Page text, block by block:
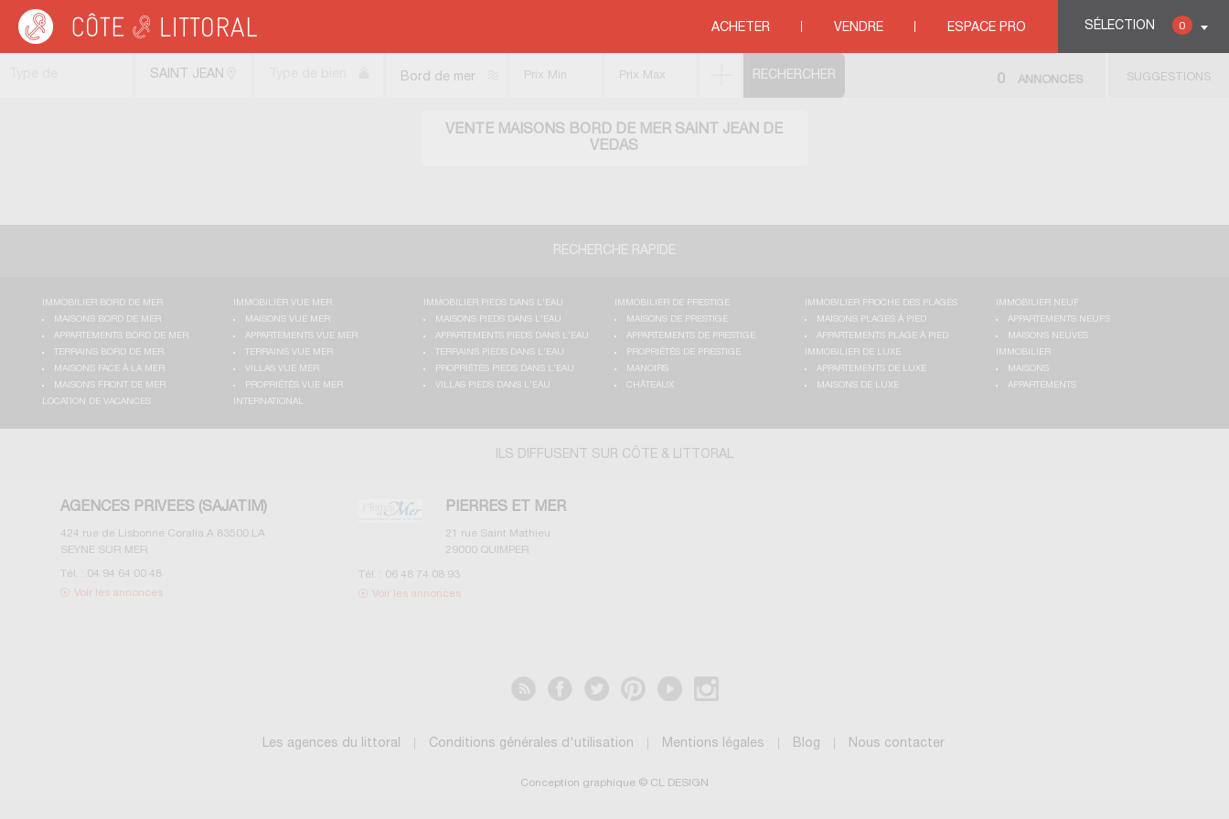
SÉLECTION 0
ACHETER VENDRE ESPACE PRO
Côte & Littoral > Immobilier bord de mer>Maisons bord de mer
VENTE MAISONS BORD DE MER SAINT JEAN DE
VEDAS
SAINT JEAN
Bord de mer SUGGESTIONS
0 ANNONCES
RECHERCHE RAPIDE
IMMOBILIER BORD DE MER
MAISONS BORD DE MER
APPARTEMENTS BORD DE MER
TERRAINS BORD DE MER
MAISONS FACE À LA MER
MAISONS FRONT DE MER
IMMOBILIER VUE MER
MAISONS VUE MER
APPARTEMENTS VUE MER
TERRAINS VUE MER
VILLAS VUE MER
PROPRIÉTÉS VUE MER
IMMOBILIER PIEDS DANS L'EAU
MAISONS PIEDS DANS L'EAU
APPARTEMENTS PIEDS DANS L'EAU
TERRAINS PIEDS DANS L'EAU
PROPRIÉTÉS PIEDS DANS L'EAU
VILLAS PIEDS DANS L'EAU
IMMOBILIER DE PRESTIGE
MAISONS DE PRESTIGE
APPARTEMENTS DE PRESTIGE
PROPRIÉTÉS DE PRESTIGE
MANOIRS
CHÂTEAUX
IMMOBILIER PROCHE DES PLAGES
MAISONS PLAGES À PIED
APPARTEMENTS PLAGE À PIED
IMMOBILIER NEUF
APPARTEMENTS NEUFS
MAISONS NEUVES
IMMOBILIER DE LUXE
APPARTEMENTS DE LUXE
MAISONS DE LUXE
IMMOBILIER
MAISONS
APPARTEMENTS
LOCATION DE VACANCES
INTERNATIONAL
ILS DIFFUSENT SUR CÔTE & LITTORAL
AGENCES PRIVEES (SAJATIM)
424 rue de Lisbonne Coralia A 83500 LA
SEYNE SUR MER
Tél. : 04 94 64 00 48
Voir les annonces
PIERRES ET MER
21 rue Saint Mathieu
29000 QUIMPER
Tél. : 06 48 74 08 93
Voir les annonces
Les agences du littoral Conditions générales d'utilisation Mentions légales Blog Nous contacter
Conception graphique © CL DESIGN